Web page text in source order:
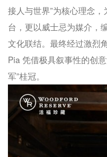
接人与世界”为核心理念
台，更以威士忌为媒介，
文化联结。最终经过激烈
Pia 凭借极具叙事性的创
军”桂冠。